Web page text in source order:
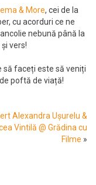
& More, cei de la
cu acorduri ce ne
nebună până la
vers!
să faceți este să veniți
poftă de viață!
Alexandra Ușurelu &
Vintilă @ Grădina cu
Filme »